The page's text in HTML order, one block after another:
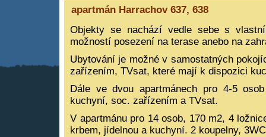
apartmán Harrachov 637, 638
Objekty se nachází vedle sebe s
možností posezení na terase anebo na
Ubytování je možné v samostatných
zařízením, TVsat, které mají k dispozici
Dále ve dvou apartmánech pro 4-5
kuchyní, soc. zařízením a TVsat.
V apartmánu pro 14 osob, 170 m2, 4
krbem, jídelnou a kuchyní. 2 koupelny,